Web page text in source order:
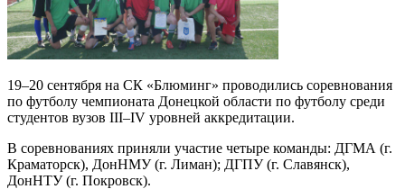
19–20 сентября на СК «Блюминг» проводились соревнования
по футболу чемпионата Донецкой области по футболу среди
студентов вузов III–IV уровней аккредитации.
В соревнованиях приняли участие четыре команды: ДГМА (г.
Краматорск), ДонНМУ (г. Лиман); ДГПУ (г. Славянск),
ДонНТУ (г. Покровск).